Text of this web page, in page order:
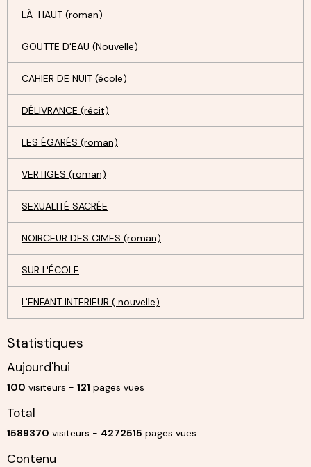
LÀ-HAUT (roman)
GOUTTE D'EAU (Nouvelle)
CAHIER DE NUIT (école)
DÉLIVRANCE (récit)
LES ÉGARÉS (roman)
VERTIGES (roman)
SEXUALITÉ SACRÉE
NOIRCEUR DES CIMES (roman)
SUR L'ÉCOLE
L'ENFANT INTERIEUR ( nouvelle)
Statistiques
Aujourd'hui
100 visiteurs - 121 pages vues
Total
1589370 visiteurs - 4272515 pages vues
Contenu